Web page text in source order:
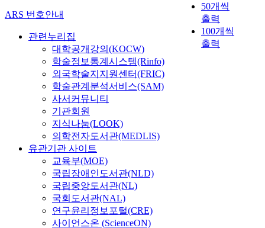
50개씩
출력
100개씩
출력
ARS 번호안내
관련누리집
대학공개강의(KOCW)
학술정보통계시스템(Rinfo)
외국학술지지원센터(FRIC)
학술관계분석서비스(SAM)
사서커뮤니티
기관회원
지식나눔(LOOK)
의학전자도서관(MEDLIS)
유관기관 사이트
교육부(MOE)
국립장애인도서관(NLD)
국립중앙도서관(NL)
국회도서관(NAL)
연구윤리정보포털(CRE)
사이언스온 (ScienceON)